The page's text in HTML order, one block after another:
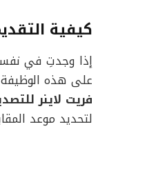
كيفية
إذا وجدتِ في
على هذه الوظيفة
فريت لاينر
لتحديد موعد